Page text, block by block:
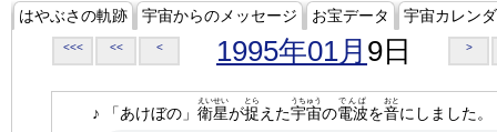
はやぶさの軌跡 宇宙からのメッセージ お宝データ 宇宙カレン
<<< << < 1995年01月 9日 >
♪ 「あけぼの」 衛星
えいせい
が捉
とら
えた宇宙
うちゅう
の電波
でんぱ
を音
おと
にしました。